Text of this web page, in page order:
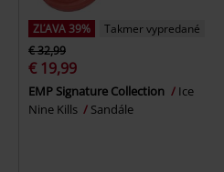
ZĽAVA 39%
Takmer vypredané
€ 32,99
€ 19,99
EMP Signature Collection
Ice
Nine Kills
Sandále